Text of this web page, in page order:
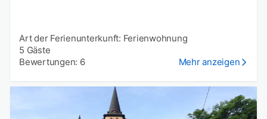
Art der Ferienunterkunft: Ferienwohnung
5 Gäste
Bewertungen: 6
Mehr anzeigen